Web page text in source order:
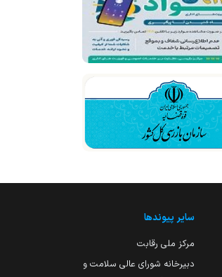
سایر پیوندها
مرکز ملی رقابت
دبیرخانه شورای عالی سلامت و